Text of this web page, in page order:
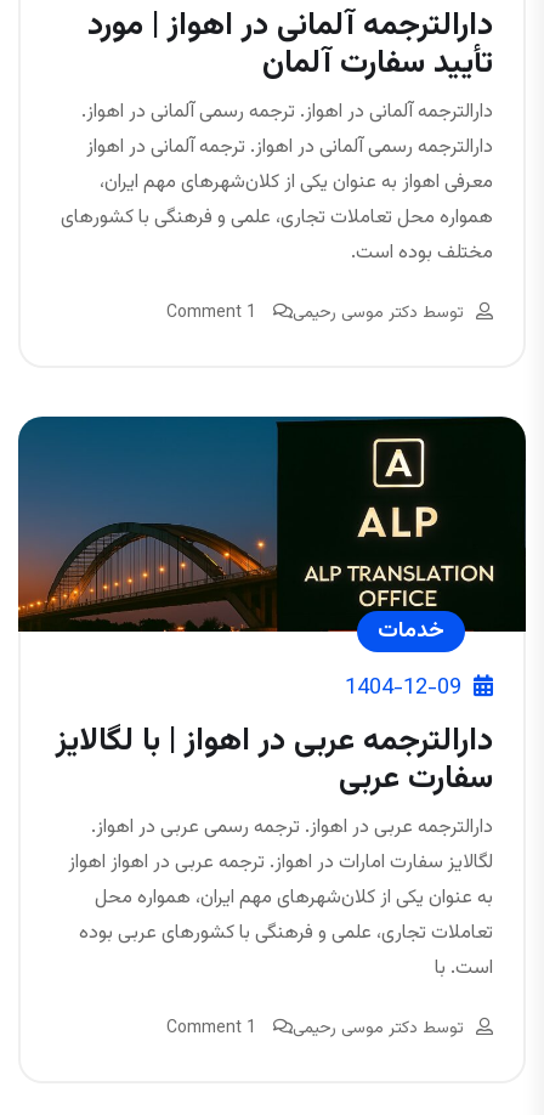
دارالترجمه آلمانی در اهواز | مورد
تأیید سفارت آلمان
دارالترجمه آلمانی در اهواز. ترجمه رسمی آلمانی در اهواز.
دارالترجمه رسمی آلمانی در اهواز. ترجمه آلمانی در اهواز
معرفی اهواز به عنوان یکی از کلان‌شهرهای مهم ایران،
همواره محل تعاملات تجاری، علمی و فرهنگی با کشورهای
مختلف بوده است.
توسط دکتر موسی رحیمی 1 Comment
خدمات
1404-12-09
دارالترجمه عربی در اهواز | با لگالایز
سفارت عربی
دارالترجمه عربی در اهواز. ترجمه رسمی عربی در اهواز.
لگالایز سفارت امارات در اهواز. ترجمه عربی در اهواز اهواز
به عنوان یکی از کلان‌شهرهای مهم ایران، همواره محل
تعاملات تجاری، علمی و فرهنگی با کشورهای عربی بوده
است. با
توسط دکتر موسی رحیمی 1 Comment